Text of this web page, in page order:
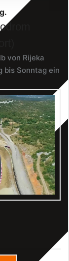
von Rijeka
bis Sonntag ein